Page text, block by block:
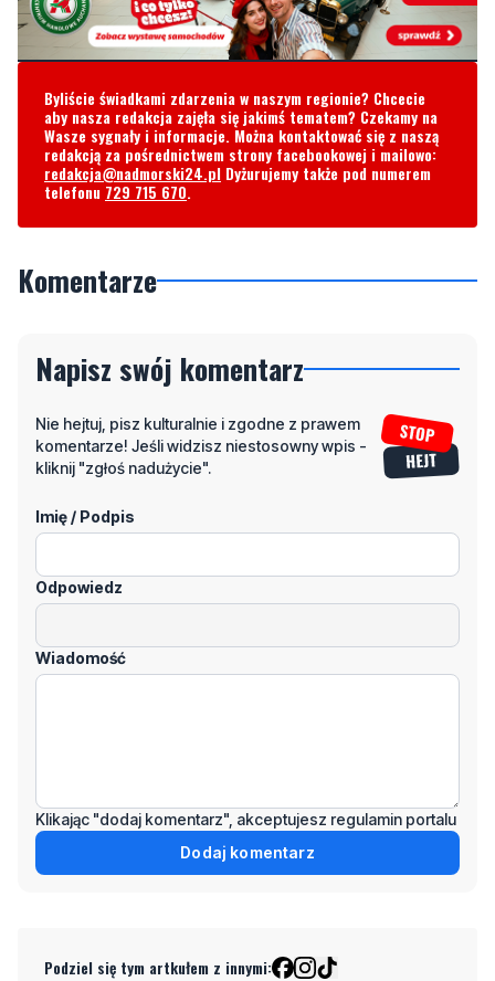
Byliście świadkami zdarzenia w naszym regionie? Chcecie
aby nasza redakcja zajęła się jakimś tematem? Czekamy na
Wasze sygnały i informacje. Można kontaktować się z naszą
redakcją za pośrednictwem strony facebookowej i mailowo:
redakcja@nadmorski24.pl Dyżurujemy także pod numerem
telefonu 729 715 670.
Komentarze
Napisz swój komentarz
Nie hejtuj, pisz kulturalnie i zgodne z prawem
komentarze! Jeśli widzisz niestosowny wpis -
kliknij "zgłoś nadużycie".
Imię / Podpis
Odpowiedz
Wiadomość
Klikając "dodaj komentarz", akceptujesz regulamin portalu
Dodaj komentarz
Podziel się tym artkułem z innymi: